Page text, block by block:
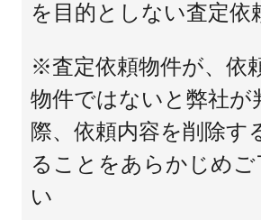
を目的としない査定依
※査定依頼物件が、依
物件ではないと弊社が
際、依頼内容を削除す
ることをあらかじめご
い